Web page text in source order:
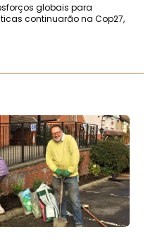
globais para
continuarão na Cop27,